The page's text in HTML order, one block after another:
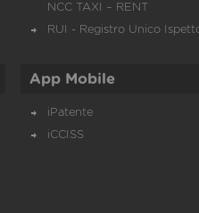
NCC TAXI – RENT
RUI - Registro Unico
App Mobile
iPatente
iCCISS